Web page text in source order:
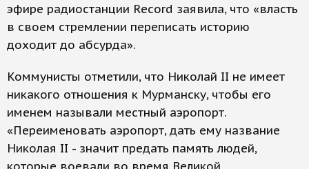
эфире радиостанции Record заявила, что «власть
в своем стремлении переписать историю
доходит до абсурда».
Коммунисты отметили, что Николай II не имеет
никакого отношения к Мурманску, чтобы его
именем называли местный аэропорт.
«Переименовать аэропорт, дать ему название
Николая II - значит предать память людей,